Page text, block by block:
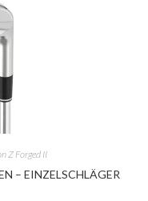
Z Forged II
– EINZELSCHLÄGER